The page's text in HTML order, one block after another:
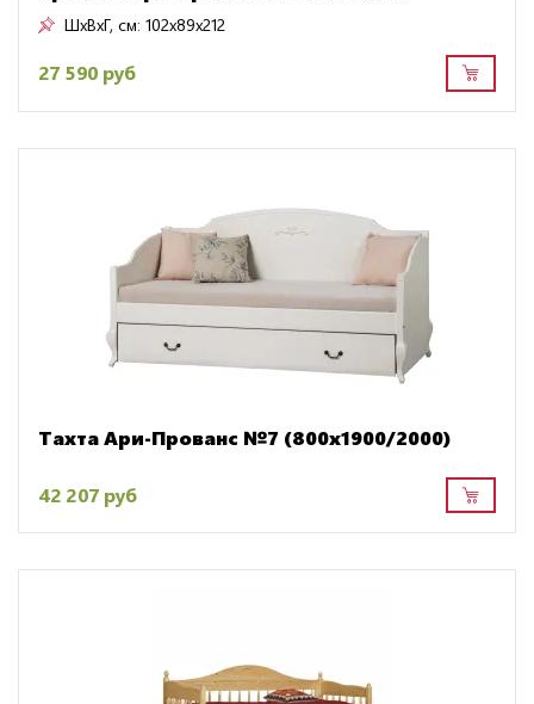
ШxВxГ, см: 102x89x212
27 590 руб
Тахта Ари-Прованс №7 (800х1900/2000)
42 207 руб